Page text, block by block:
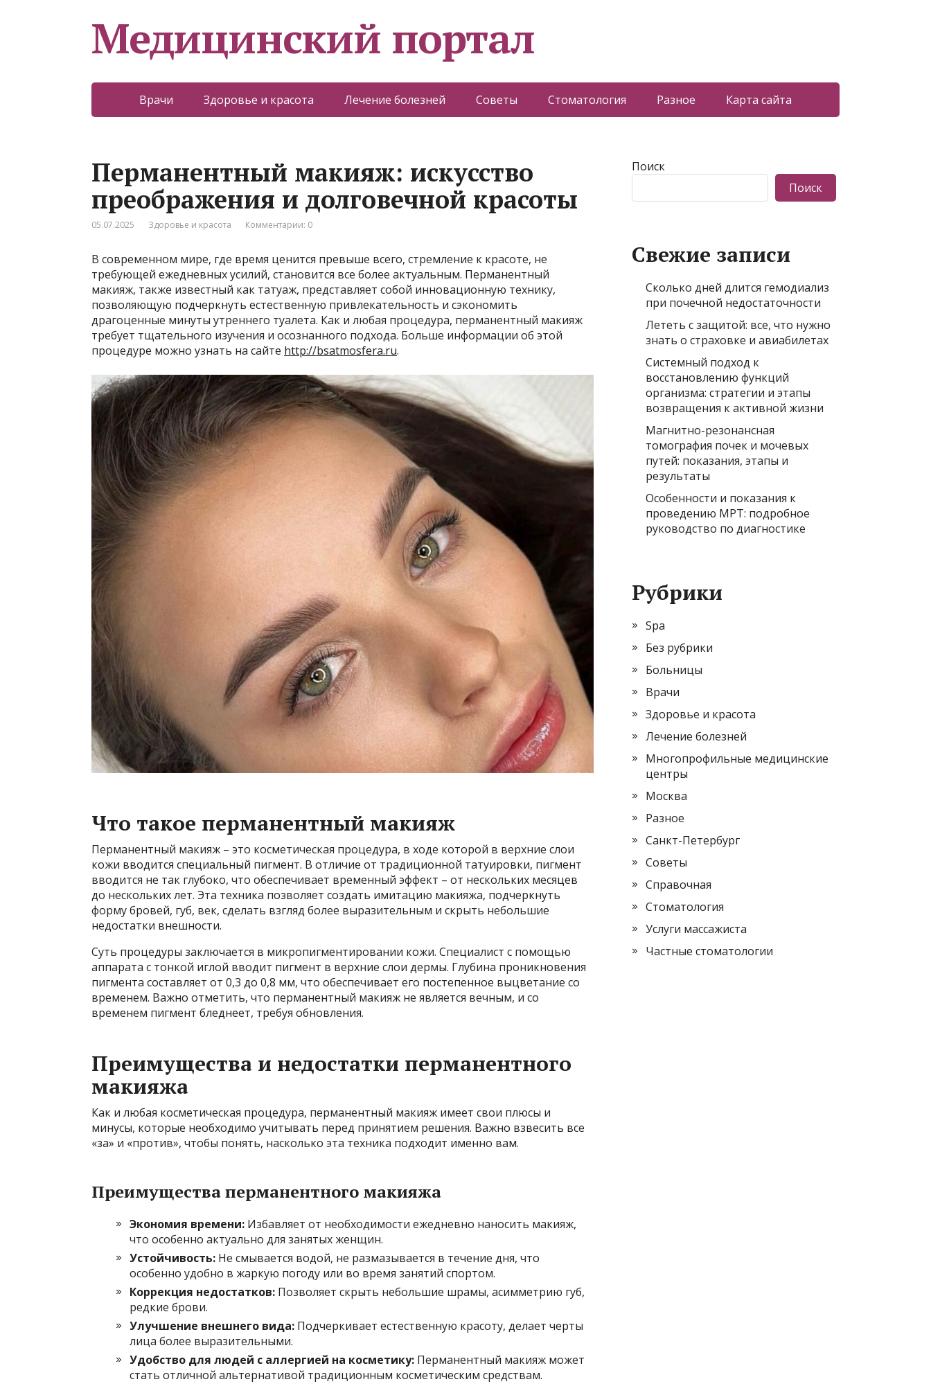
Медицинский портал
Врачи Здоровье и красота Лечение болезней Советы Стоматология Разное Карта сайта
Перманентный макияж: искусство
преображения и долговечной красоты
05.07.2025 Здоровье и красота Комментарии: 0
В современном мире, где время ценится превыше всего, стремление к красоте, не
требующей ежедневных усилий, становится все более актуальным. Перманентный
макияж, также известный как татуаж, представляет собой инновационную технику,
позволяющую подчеркнуть естественную привлекательность и сэкономить
драгоценные минуты утреннего туалета. Как и любая процедура, перманентный макияж
требует тщательного изучения и осознанного подхода. Больше информации об этой
процедуре можно узнать на сайте http://bsatmosfera.ru.
Что такое перманентный макияж
Перманентный макияж – это косметическая процедура, в ходе которой в верхние слои
кожи вводится специальный пигмент. В отличие от традиционной татуировки, пигмент
вводится не так глубоко, что обеспечивает временный эффект – от нескольких месяцев
до нескольких лет. Эта техника позволяет создать имитацию макияжа, подчеркнуть
форму бровей, губ, век, сделать взгляд более выразительным и скрыть небольшие
недостатки внешности.
Суть процедуры заключается в микропигментировании кожи. Специалист с помощью
аппарата с тонкой иглой вводит пигмент в верхние слои дермы. Глубина проникновения
пигмента составляет от 0,3 до 0,8 мм, что обеспечивает его постепенное выцветание со
временем. Важно отметить, что перманентный макияж не является вечным, и со
временем пигмент бледнеет, требуя обновления.
Преимущества и недостатки перманентного
макияжа
Как и любая косметическая процедура, перманентный макияж имеет свои плюсы и
минусы, которые необходимо учитывать перед принятием решения. Важно взвесить все
«за» и «против», чтобы понять, насколько эта техника подходит именно вам.
Преимущества перманентного макияжа
Экономия времени: Избавляет от необходимости ежедневно наносить макияж,
что особенно актуально для занятых женщин.
Устойчивость: Не смывается водой, не размазывается в течение дня, что
особенно удобно в жаркую погоду или во время занятий спортом.
Коррекция недостатков: Позволяет скрыть небольшие шрамы, асимметрию губ,
редкие брови.
Улучшение внешнего вида: Подчеркивает естественную красоту, делает черты
лица более выразительными.
Удобство для людей с аллергией на косметику: Перманентный макияж может
стать отличной альтернативой традиционным косметическим средствам.
Поиск
Поиск
Свежие записи
Сколько дней длится гемодиализ
при почечной недостаточности
Лететь с защитой: все, что нужно
знать о страховке и авиабилетах
Системный подход к
восстановлению функций
организма: стратегии и этапы
возвращения к активной жизни
Магнитно-резонансная
томография почек и мочевых
путей: показания, этапы и
результаты
Особенности и показания к
проведению МРТ: подробное
руководство по диагностике
Рубрики
Spa
Без рубрики
Больницы
Врачи
Здоровье и красота
Лечение болезней
Многопрофильные медицинские
центры
Москва
Разное
Санкт-Петербург
Советы
Справочная
Стоматология
Услуги массажиста
Частные стоматологии